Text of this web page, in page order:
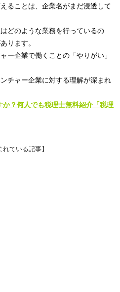
ることは、企業名がまだ浸透して
どのような業務を行っているの
ります。
ー企業で働くことの「やりがい」
チャー企業に対する理解が深まれ
か？何人でも税理士無料紹介「税理
れている記事】